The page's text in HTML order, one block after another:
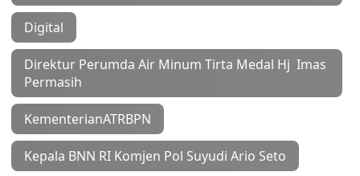
Digital
Direktur Perumda Air Minum Tirta Medal Hj Imas
Permasih
KementerianATRBPN
Kepala BNN RI Komjen Pol Suyudi Ario Seto